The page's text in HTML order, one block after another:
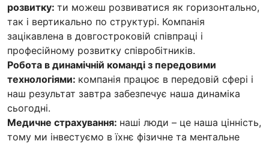
розвитку: ти можеш розвиватися як горизонтально,
так і вертикально по структурі. Компанія
зацікавлена в довгостроковій співпраці і
професійному розвитку співробітників.
Робота в динамічній команді з передовими
технологіями: компанія працює в передовій сфері і
наш результат завтра забезпечує наша динаміка
сьогодні.
Медичне страхування: наші люди – це наша цінність,
тому ми інвестуємо в їхнє фізичне та ментальне